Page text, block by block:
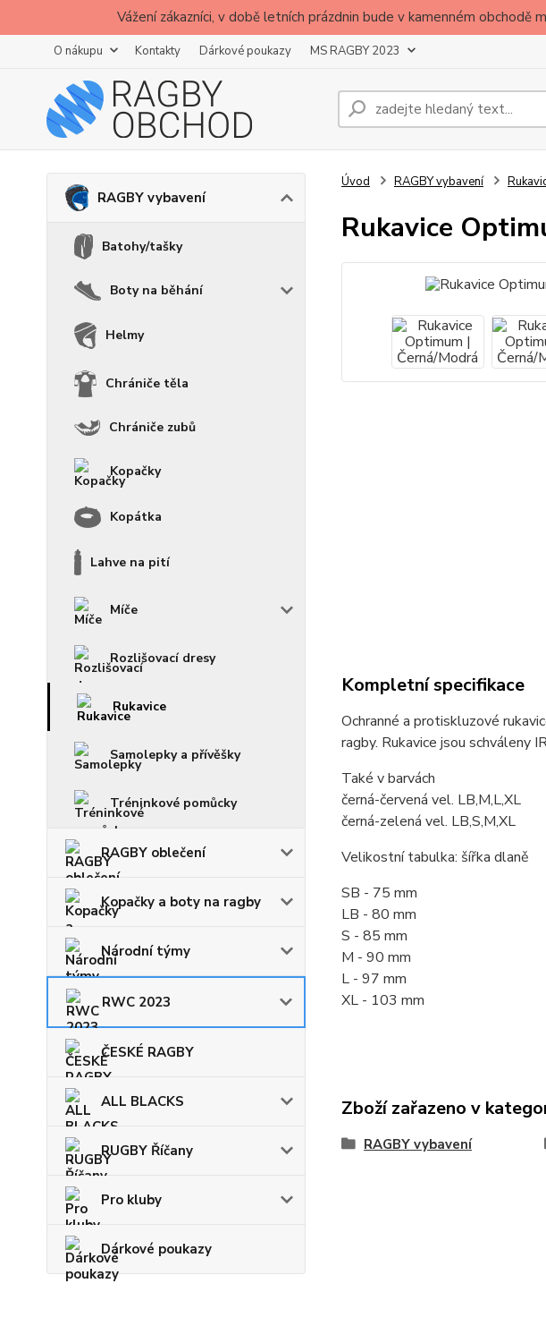
Vážení zákazníci, v době letních prázdnin bude v kamenném
O nákupu Kontakty Dárkové poukazy MS RAGBY 2023
RAGBY vybavení
Batohy/tašky
Boty na běhání
Helmy
Chrániče těla
Chrániče zubů
Kopačky
Kopátka
Lahve na pití
Míče
Rozlišovací dresy
Rukavice
Samolepky a přívěšky
Tréninkové pomůcky
RAGBY oblečení
Kopačky a boty na ragby
Národní týmy
RWC 2023
ČESKÉ RAGBY
ALL BLACKS
RUGBY Říčany
Pro kluby
Dárkové poukazy
Úvod RAGBY vybavení
Rukavice
Kompletní specifikace
Ochranné a protiskluzové
ragby. Rukavice jsou schváleny
Také v barvách
černá-červená vel. LB,M,L,XL
černá-zelená vel. LB,S,M,XL
Velikostní tabulka: šířka dlaně
SB - 75 mm
LB - 80 mm
S - 85 mm
M - 90 mm
L - 97 mm
XL - 103 mm
Zboží zařazeno v
RAGBY vybavení